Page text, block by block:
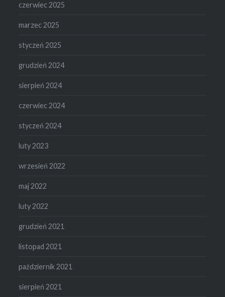
czerwiec 2025
marzec 2025
styczeń 2025
grudzień 2024
sierpień 2024
czerwiec 2024
styczeń 2024
luty 2023
wrzesień 2022
maj 2022
luty 2022
grudzień 2021
listopad 2021
październik 2021
sierpień 2021